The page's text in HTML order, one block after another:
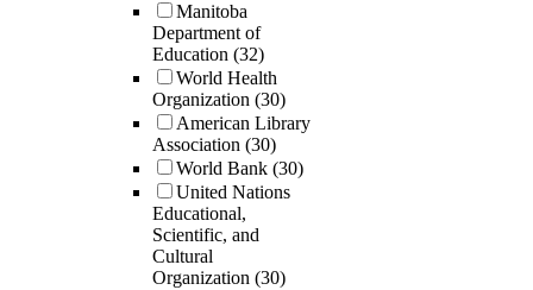
Manitoba
Department of
Education (32)
World Health
Organization (30)
American Library
Association (30)
World Bank (30)
United Nations
Educational,
Scientific, and
Cultural
Organization (30)